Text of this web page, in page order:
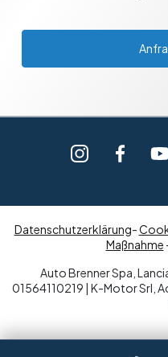
Datenschutzerklärung-
Maßnahme
Auto Brenner Spa,
01564110219 | K-Motor Srl,